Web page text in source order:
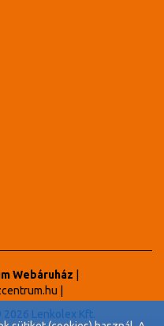
Webáruház
Lenkolex Kft.